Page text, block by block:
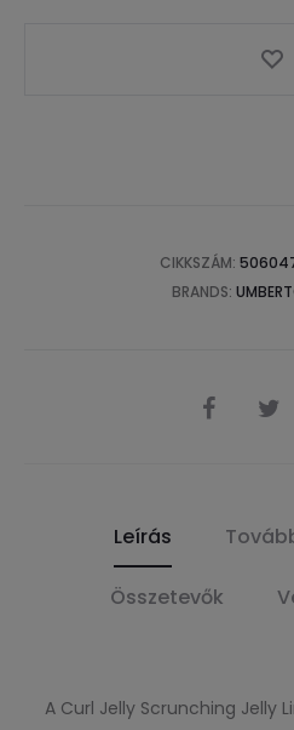
CIKKSZÁM:
BRANDS:
SHARE
Leírás
Összetevők
A Curl Jelly Scrunching Jelly